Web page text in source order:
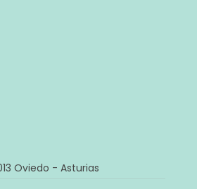
Oviedo - Asturias